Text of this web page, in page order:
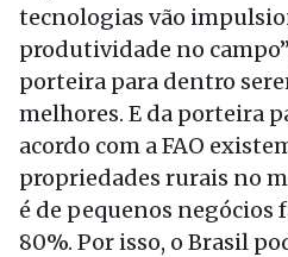
tecnologias vão
produtividade no
porteira para dentro
melhores. E da porteira
acordo com a FAO
propriedades rurais no
é de pequenos negócios
80%. Por isso, o Brasil